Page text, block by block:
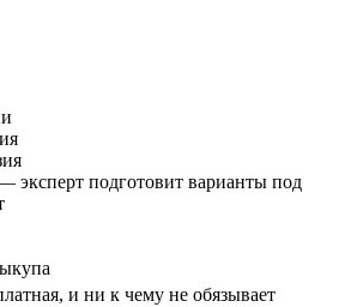
эксперт подготовит варианты под
и ни к чему не обязывает